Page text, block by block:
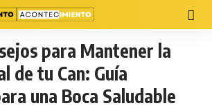
para Mantener la
de tu Can: Guía
una Boca Saludable